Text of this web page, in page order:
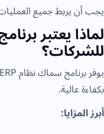
يجب أن يربط جميع
للشركات؟
بكفاءة عالية.
أبرز المزايا: